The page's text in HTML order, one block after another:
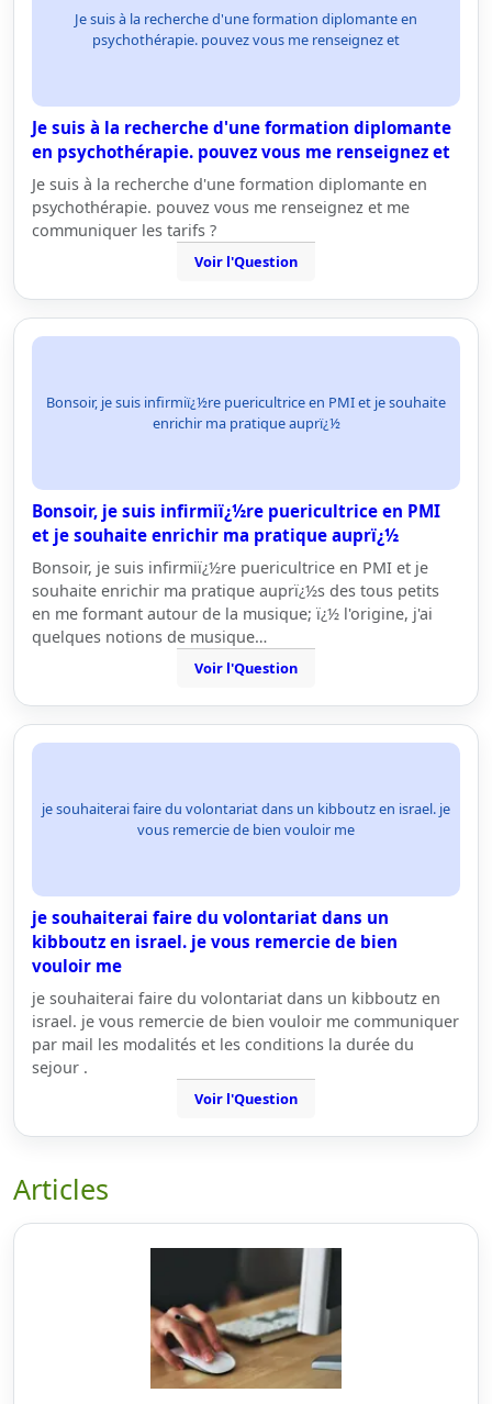
Je suis à la recherche d'une formation diplomante en
psychothérapie. pouvez vous me renseignez et
Je suis à la recherche d'une formation diplomante
en psychothérapie. pouvez vous me renseignez et
Je suis à la recherche d'une formation diplomante en
psychothérapie. pouvez vous me renseignez et me
communiquer les tarifs ?
Voir l'Question
Bonsoir, je suis infirmiï¿½re puericultrice en PMI et je souhaite
enrichir ma pratique auprï¿½
Bonsoir, je suis infirmiï¿½re puericultrice en PMI
et je souhaite enrichir ma pratique auprï¿½
Bonsoir, je suis infirmiï¿½re puericultrice en PMI et je
souhaite enrichir ma pratique auprï¿½s des tous petits
en me formant autour de la musique; ï¿½ l'origine, j'ai
quelques notions de musique…
Voir l'Question
je souhaiterai faire du volontariat dans un kibboutz en israel. je
vous remercie de bien vouloir me
je souhaiterai faire du volontariat dans un
kibboutz en israel. je vous remercie de bien
vouloir me
je souhaiterai faire du volontariat dans un kibboutz en
israel. je vous remercie de bien vouloir me communiquer
par mail les modalités et les conditions la durée du
sejour .
Voir l'Question
Articles